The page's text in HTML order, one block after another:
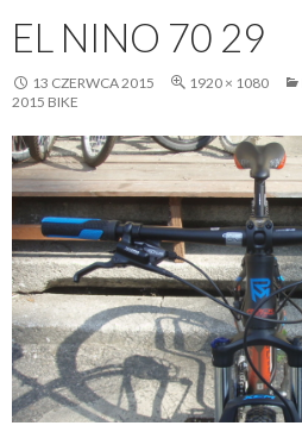
EL NINO 70 29
13 CZERWCA 2015 1920 × 1080
2015 BIKE